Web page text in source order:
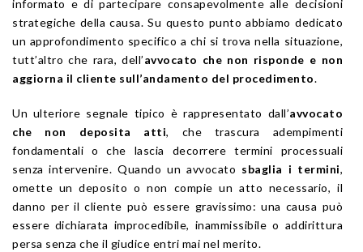
informato e di partecipare consapevolmente alle decisioni
strategiche della causa. Su questo punto abbiamo dedicato
un approfondimento specifico a chi si trova nella situazione,
tutt’altro che rara, dell’avvocato che non risponde e non
aggiorna il cliente sull’andamento del procedimento.
Un ulteriore segnale tipico è rappresentato dall’avvocato
che non deposita atti, che trascura adempimenti
fondamentali o che lascia decorrere termini processuali
senza intervenire. Quando un avvocato sbaglia i termini,
omette un deposito o non compie un atto necessario, il
danno per il cliente può essere gravissimo: una causa può
essere dichiarata improcedibile, inammissibile o addirittura
persa senza che il giudice entri mai nel merito.